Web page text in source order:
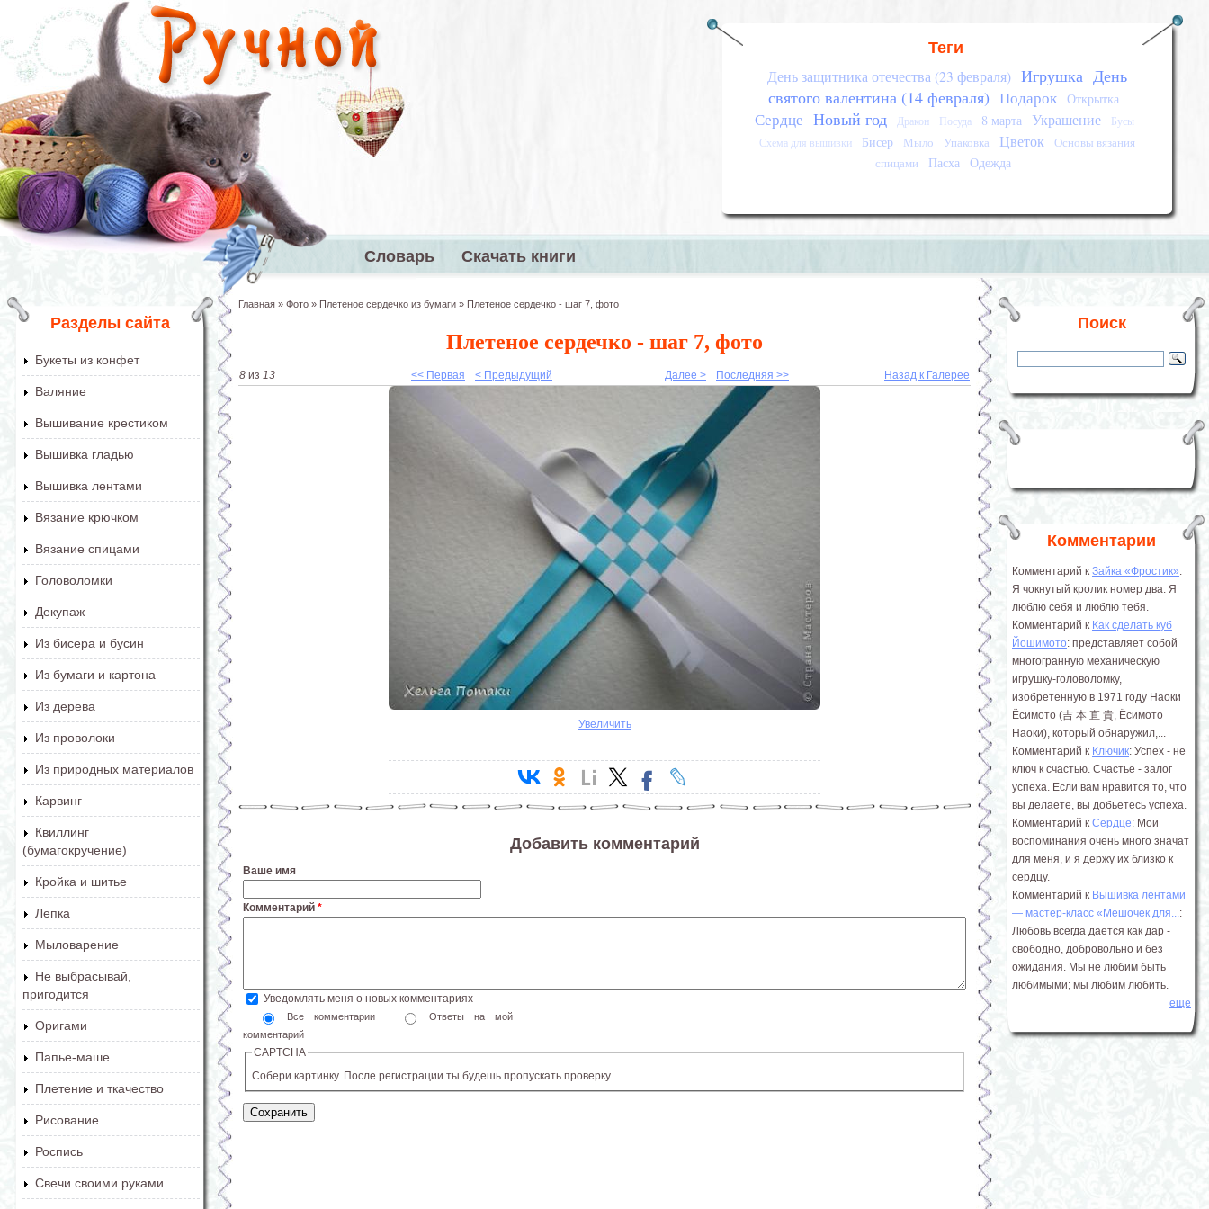
Перейти к основному содержанию
Теги
День защитника отечества (23 февраля) Игрушка День
святого валентина (14 февраля) Подарок Открытка
Сердце Новый год Дракон Посуда 8 марта Украшение
Бусы
Схема для вышивки
Бисер Мыло Упаковка Цветок
Основы вязания
спицами
Пасха Одежда
Главное меню
Словарь Скачать книги
Разделы сайта
Букеты из конфет
Валяние
Вышивание крестиком
Вышивка гладью
Вышивка лентами
Вязание крючком
Вязание спицами
Головоломки
Декупаж
Из бисера и бусин
Из бумаги и картона
Из дерева
Из проволоки
Из природных материалов
Карвинг
Квиллинг
(бумагокручение)
Кройка и шитье
Лепка
Мыловарение
Не выбрасывай,
пригодится
Оригами
Папье-маше
Плетение и ткачество
Рисование
Роспись
Свечи своими руками
Главная » Фото » Плетеное сердечко из бумаги » Плетеное сердечко - шаг 7, фото
Плетеное сердечко - шаг 7, фото
8 из 13 << Первая < Предыдущий Далее > Последняя >> Назад к Галерее
Увеличить
Добавить комментарий
Ваше имя
Комментарий *
Уведомлять меня о новых комментариях
Все комментарии
Ответы на мой
комментарий
CAPTCHA
Собери картинку. После регистрации ты будешь пропускать проверку
Поиск
Комментарии
Комментарий к Зайка «Фростик»:
Я чокнутый кролик номер два. Я
люблю себя и люблю тебя.
Комментарий к Как сделать куб
Йошимото: представляет собой
многогранную механическую
игрушку-головоломку,
изобретенную в 1971 году Наоки
Ёсимото (吉 本 直 貴, Ёсимото
Наоки), который обнаружил,...
Комментарий к Ключик: Успех - не
ключ к счастью. Счастье - залог
успеха. Если вам нравится то, что
вы делаете, вы добьетесь успеха.
Комментарий к Сердце: Мои
воспоминания очень много значат
для меня, и я держу их близко к
сердцу.
Комментарий к Вышивка лентами
― мастер-класс «Мешочек для...:
Любовь всегда дается как дар -
свободно, добровольно и без
ожидания. Мы не любим быть
любимыми; мы любим любить.
еще